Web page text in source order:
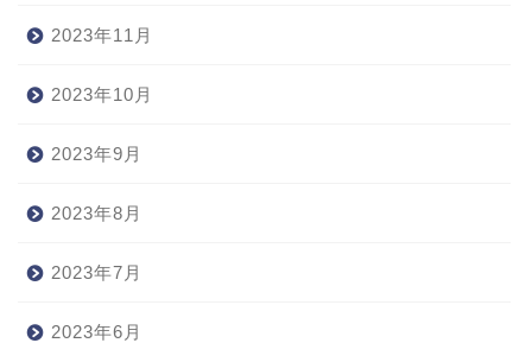
2023年11月
2023年10月
2023年9月
2023年8月
2023年7月
2023年6月